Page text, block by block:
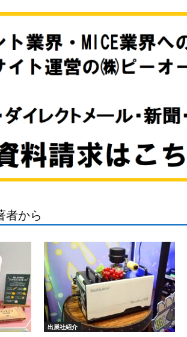
者から
出展社紹介